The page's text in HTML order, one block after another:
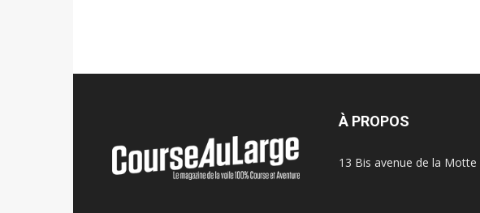
À PROPOS
13 Bis avenue de la Motte